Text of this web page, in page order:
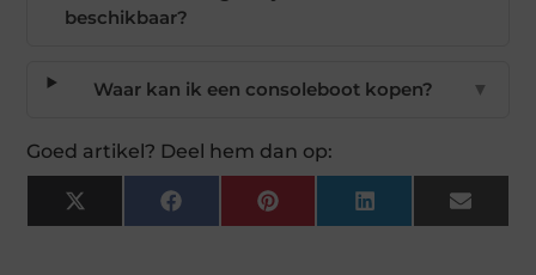
beschikbaar?
Waar kan ik een consoleboot kopen? ▼
Goed artikel? Deel hem dan op:
X
(Twitter)
FacebookPinterest LinkedIn Email